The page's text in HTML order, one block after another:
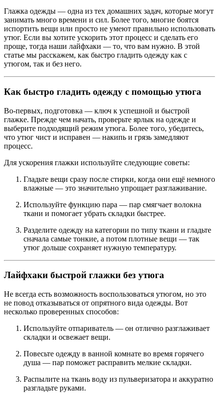
Глажка одежды — одна из тех домашних задач, которые могут
занимать много времени и сил. Более того, многие боятся
испортить вещи или просто не умеют правильно использовать
утюг. Если вы хотите ускорить этот процесс и сделать его
проще, тогда наши лайфхаки — то, что вам нужно. В этой
статье мы расскажем, как быстро гладить одежду как с
утюгом, так и без него.
Как быстро гладить одежду с помощью утюга
Во-первых, подготовка — ключ к успешной и быстрой
глажке. Прежде чем начать, проверьте ярлык на одежде и
выберите подходящий режим утюга. Более того, убедитесь,
что утюг чист и исправен — накипь и грязь замедляют
процесс.
Для ускорения глажки используйте следующие советы:
Гладьте вещи сразу после стирки, когда они ещё немного
влажные — это значительно упрощает разглаживание.
Используйте функцию пара — пар смягчает волокна
ткани и помогает убрать складки быстрее.
Разделите одежду на категории по типу ткани и гладьте
сначала самые тонкие, а потом плотные вещи — так
утюг дольше сохраняет нужную температуру.
Лайфхаки быстрой глажки без утюга
Не всегда есть возможность воспользоваться утюгом, но это
не повод отказываться от опрятного вида одежды. Вот
несколько проверенных способов:
Используйте отпариватель — он отлично разглаживает
складки и освежает вещи.
Повесьте одежду в ванной комнате во время горячего
душа — пар поможет расправить мелкие складки.
Распылите на ткань воду из пульверизатора и аккуратно
разгладьте руками.